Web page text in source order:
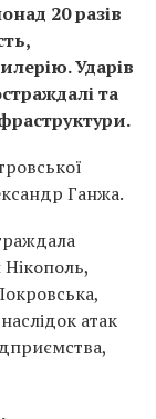
20 разів
Ударів
та
Ганжа.
атак